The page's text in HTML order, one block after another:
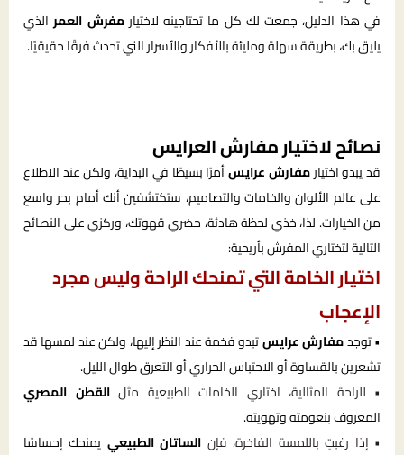
في هذا الدليل، جمعت لك كل ما تحتاجينه لاختيارمفرش العمرالذي
يليق بك، بطريقة سهلة ومليئة بالأفكار والأسرار التي تحدث فرقًا حقيقيًا.
نصائح لاختيار مفارش العرايس
قد يبدو اختيارمفارش عرايسأمرًا بسيطًا في البداية، ولكن عند الاطلاع
على عالم الألوان والخامات والتصاميم، ستكتشفين أنك أمام بحر واسع
من الخيارات. لذا، خذي لحظة هادئة، حضري قهوتك، وركزي على النصائح
التالية لتختاري المفرش بأريحية:
اختيار الخامة التي تمنحك الراحة وليس مجرد
الإعجاب
• توجدمفارش عرايستبدو فخمة عند النظر إليها، ولكن عند لمسها قد
تشعرين بالقساوة أو الاحتباس الحراري أو التعرق طوال الليل.
• للراحة المثالية، اختاري الخامات الطبيعية مثلالقطن المصري
المعروف بنعومته وتهويته.
• إذا رغبتِ باللمسة الفاخرة، فإن الساتان الطبيعي يمنحك إحساسًا